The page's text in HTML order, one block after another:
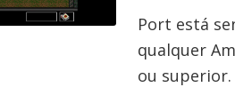
Port está
qualquer
ou superior.